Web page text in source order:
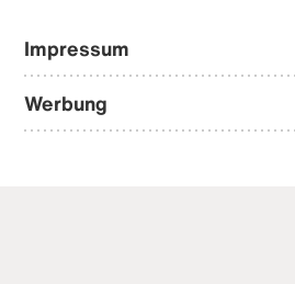
Impressum
Werbung